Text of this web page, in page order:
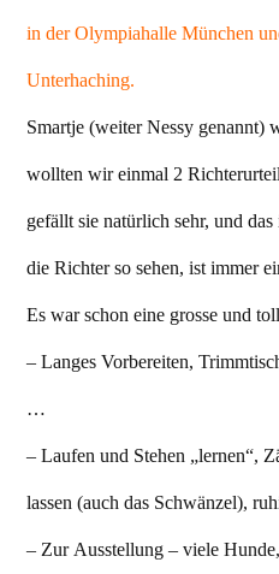
in der Olympiahalle München
Unterhaching.
Smartje (weiter Nessy genannt)
wollten wir einmal 2
gefällt sie natürlich sehr, und
die Richter so sehen, ist immer
Es war schon eine grosse und
– Langes Vorbereiten,
…
– Laufen und Stehen „lernen“,
lassen (auch das Schwänzel),
– Zur Ausstellung – viele